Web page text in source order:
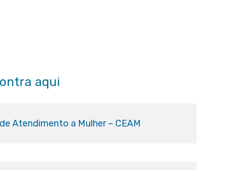
aqui
Atendimento a Mulher – CEAM